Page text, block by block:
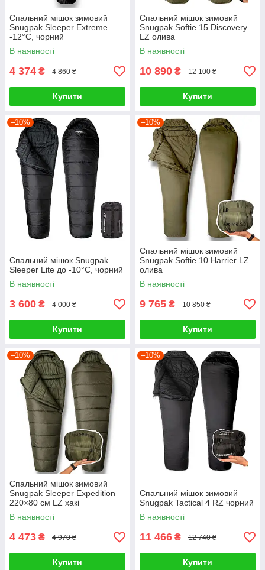
Спальний мішок зимовий
Snugpak Sleeper Extreme
-12°C, чорний
В наявності
4 374 ₴ 4 860 ₴
Купити
Спальний мішок зимовий
Snugpak Softie 15 Discovery
LZ олива
В наявності
10 890 ₴ 12 100 ₴
Купити
–10%
Спальний мішок Snugpak
Sleeper Lite до -10°С, чорний
В наявності
3 600 ₴ 4 000 ₴
Купити
–10%
Спальний мішок зимовий
Snugpak Softie 10 Harrier LZ
олива
В наявності
9 765 ₴ 10 850 ₴
Купити
–10%
Спальний мішок зимовий
Snugpak Sleeper Expedition
220×80 см LZ хакі
В наявності
4 473 ₴ 4 970 ₴
Купити
–10%
Спальний мішок зимовий
Snugpak Tactical 4 RZ чорний
В наявності
11 466 ₴ 12 740 ₴
Купити